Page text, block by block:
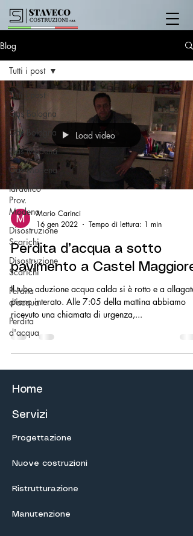
Blog
Tutti i post
Gas Bologna
Gas Bologna
Gas Modena
Gas Modena
Idraulico
Prov.
Modena
Disostruzione
Scarichi
Disostruzione
Scarichi
Perdita
d'acqua
Perdita
d'acqua
Tutti i post
Load video
Mario Carinci
16 gen 2022
Tempo di lettura: 1 min
Perdita d’acqua a sotto
pavimento a Castel Maggiore
Il tubo aduzione acqua calda si è rotto e a
piano interato. Alle 7:05 della mattina abbiamo
ricevuto una chiamata di urgenza,...
Home
Servizi
Progettazione
Nuove costruzioni
Ristrutturazione
Manutenzione